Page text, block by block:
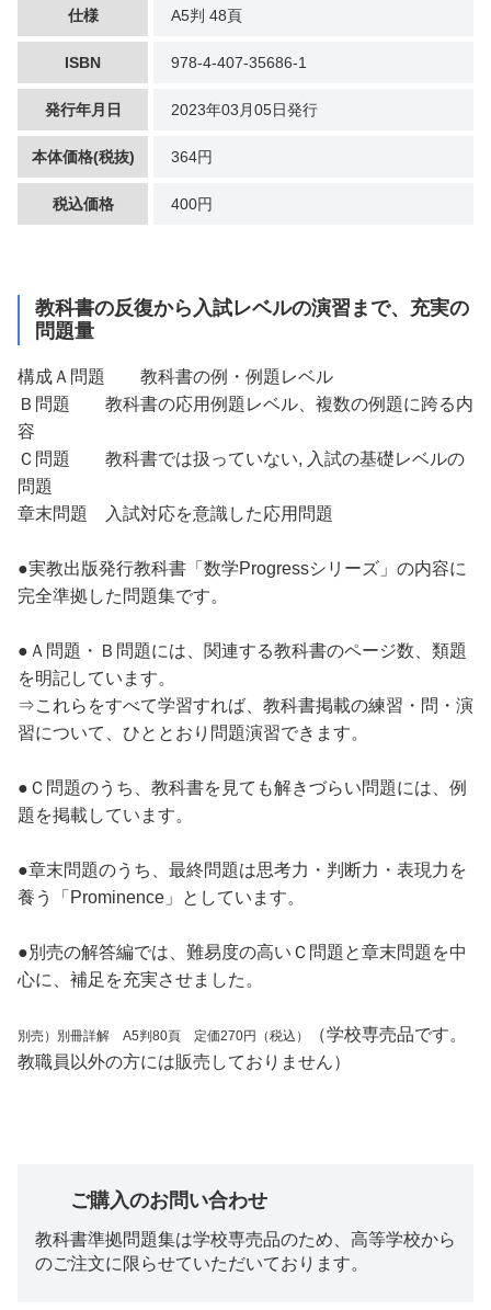
仕様 A5判 48頁
ISBN 978-4-407-35686-1
発行年月日 2023年03月05日発行
本体価格(税抜) 364円
税込価格 400円
教科書の反復から入試レベルの演習まで、充実の
問題量
構成 Ａ問題 教科書の例・例題レベル
Ｂ問題 教科書の応用例題レベル、複数の例題に跨る内
容
Ｃ問題 教科書では扱っていない, 入試の基礎レベルの
問題
章末問題 入試対応を意識した応用問題
●実教出版発行教科書「数学Progressシリーズ」の内容に
完全準拠した問題集です。
●Ａ問題・Ｂ問題には、関連する教科書のページ数、類題
を明記しています。
⇒これらをすべて学習すれば、教科書掲載の練習・問・演
習について、ひととおり問題演習できます。
●Ｃ問題のうち、教科書を見ても解きづらい問題には、例
題を掲載しています。
●章末問題のうち、最終問題は思考力・判断力・表現力を
養う「Prominence」としています。
●別売の解答編では、難易度の高いＣ問題と章末問題を中
心に、補足を充実させました。
別売）別冊詳解 A5判80頁 定価270円（税込）
（学校専売品です。
教職員以外の方には販売しておりません）
ご購入のお問い合わせ
教科書準拠問題集は学校専売品のため、高等学校から
のご注文に限らせていただいております。